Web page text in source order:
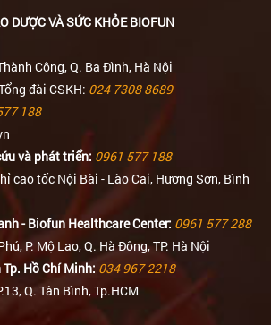
0912 138 099
MIỀN BẮC
Trụ sở Biofun tại Hà Nội
Số 3 Thành Công, Phường Thành
MIỀN TRUNG
ĐẠI LÝ ĐTHT BIOFUN NGHỆ AN -
CÔNG TY TNHH TM VÀ DV TỔNG HỢP
ĐẠI LỘC
68 Phạm Ngũ Lão - phường Cửa Nam
- Tp Vinh - tỉnh Nghệ An
0982287668 / 0977580787
DƯỢC VÀ SỨC KHỎE BIOFUN
Công, Q. Ba Đình, Hà Nội
đài CSKH: 024 7308 8689
188
và phát triển: 0961 577 188
cao tốc Nội Bài - Lào Cai, Hương Sơn, Bình
- Biofun Healthcare Center: 0961 577 288
P. Mộ Lao, Q. Hà Đông, TP. Hà Nội
Hồ Chí Minh: 034 967 2218
Q. Tân Bình, Tp.HCM